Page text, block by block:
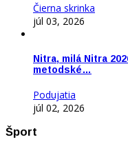
Čierna skrinka
júl 03, 2026
Nitra, milá Nitra
metodské…
Podujatia
júl 02, 2026
Šport